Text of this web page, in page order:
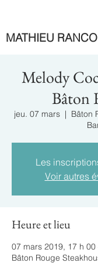
MATHIEU
Melody
Bâton
jeu. 07 mars
  |
Bâton
Les
Voir autres
Heure et lieu
07 mars 2019, 17 h 00
Bâton Rouge